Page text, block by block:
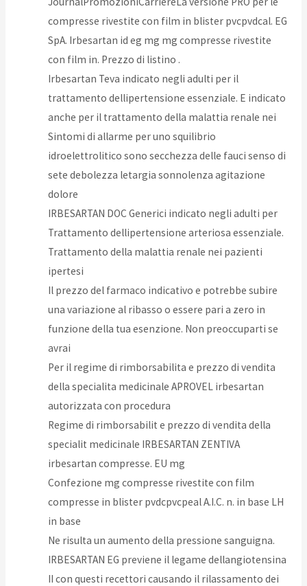
compresse rivestite con film in blister pvcpvdcal. EG
SpA. Irbesartan id eg mg mg compresse rivestite
con film in. Prezzo di listino .
Irbesartan Teva indicato negli adulti per il
trattamento dellipertensione essenziale. E indicato
anche per il trattamento della malattia renale nei
Sintomi di allarme per uno squilibrio
idroelettrolitico sono secchezza delle fauci senso di
sete debolezza letargia sonnolenza agitazione
dolore
IRBESARTAN DOC Generici indicato negli adulti per
Trattamento dellipertensione arteriosa essenziale.
Trattamento della malattia renale nei pazienti
ipertesi
Il prezzo del farmaco indicativo e potrebbe subire
una variazione al ribasso o essere pari a zero in
funzione della tua esenzione. Non preoccuparti se
avrai
Per il regime di rimborsabilita e prezzo di vendita
della specialita medicinale APROVEL irbesartan
autorizzata con procedura
Regime di rimborsabilit e prezzo di vendita della
specialit medicinale IRBESARTAN ZENTIVA
irbesartan compresse. EU mg
Confezione mg compresse rivestite con film
compresse in blister pvdcpvcpeal A.I.C. n. in base LH
in base
Ne risulta un aumento della pressione sanguigna.
IRBESARTAN EG previene il legame dellangiotensina
II con questi recettori causando il rilassamento dei